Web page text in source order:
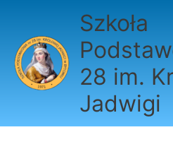
Szkoła
28 im.
Jadwigi